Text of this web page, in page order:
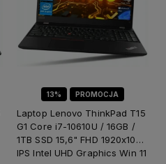
13% PROMOCJA
Laptop Lenovo ThinkPad T15
G1 Core i7-10610U / 16GB /
1TB SSD 15,6" FHD 1920x1080
IPS Intel UHD Graphics Win 11